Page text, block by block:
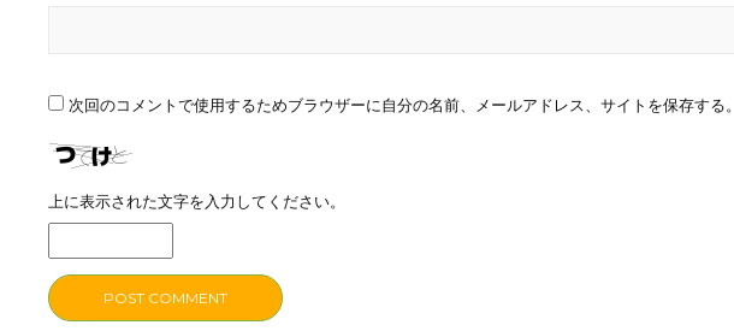
次回のコメントで使用するためブラウザーに自分の名前、メールアドレス、サイトを保存する。
上に表示された文字を入力してください。